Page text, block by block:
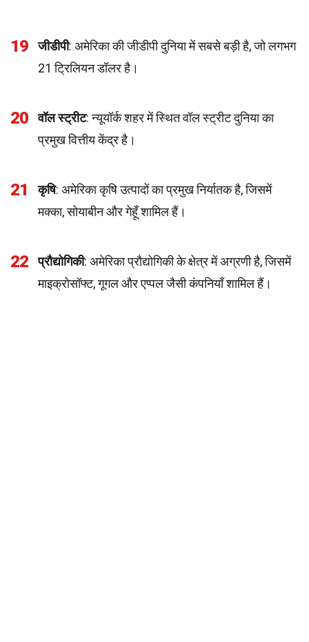
19 जीडीपी: अमेरिका की जीडीपी दुनिया में सबसे बड़ी है, जो लगभग
21 ट्रिलियन डॉलर है।
20 वॉल स्ट्रीट: न्यूयॉर्क शहर में स्थित वॉल स्ट्रीट दुनिया का
प्रमुख वित्तीय केंद्र है।
21 कृषि: अमेरिका कृषि उत्पादों का प्रमुख निर्यातक है, जिसमें
मक्का, सोयाबीन और गेहूँ शामिल हैं।
22 प्रौद्योगिकी: अमेरिका प्रौद्योगिकी के क्षेत्र में अग्रणी है, जिसमें
माइक्रोसॉफ्ट, गूगल और एप्पल जैसी कंपनियाँ शामिल हैं।